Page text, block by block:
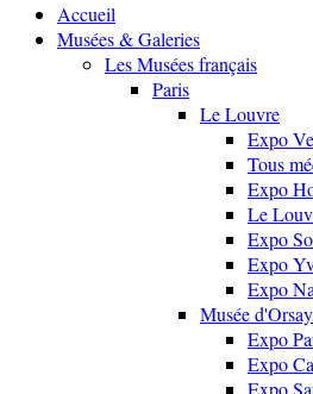
Accueil
Musées & Galeries
Les Musées français
Paris
Le Louvre
Expo
Tous
Expo
Le
Expo
Expo
Expo
Musée d'Orsay
Expo
Expo